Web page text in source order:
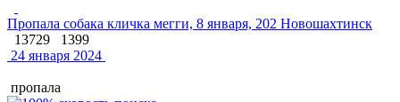
Пропала собака кличка мегги, 8 января, 202 Новошахтинск
13729
1399
24 января 2024
пропала